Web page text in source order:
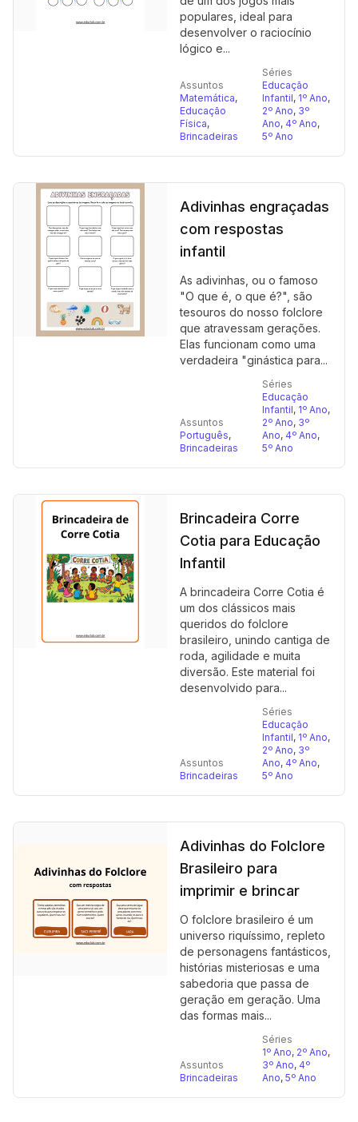
populares, ideal para
desenvolver o raciocínio
lógico e...
Assuntos
Matemática,
Educação
Física,
Brincadeiras
Séries
Educação
Infantil, 1º Ano,
2º Ano, 3º
Ano, 4º Ano,
5º Ano
Adivinhas engraçadas
com respostas
infantil
As adivinhas, ou o famoso
"O que é, o que é?", são
tesouros do nosso folclore
que atravessam gerações.
Elas funcionam como uma
verdadeira "ginástica para...
Assuntos
Português,
Brincadeiras
Séries
Educação
Infantil, 1º Ano,
2º Ano, 3º
Ano, 4º Ano,
5º Ano
Brincadeira Corre
Cotia para Educação
Infantil
A brincadeira Corre Cotia é
um dos clássicos mais
queridos do folclore
brasileiro, unindo cantiga de
roda, agilidade e muita
diversão. Este material foi
desenvolvido para...
Assuntos
Brincadeiras
Séries
Educação
Infantil, 1º Ano,
2º Ano, 3º
Ano, 4º Ano,
5º Ano
Adivinhas do Folclore
Brasileiro para
imprimir e brincar
O folclore brasileiro é um
universo riquíssimo, repleto
de personagens fantásticos,
histórias misteriosas e uma
sabedoria que passa de
geração em geração. Uma
das formas mais...
Assuntos
Brincadeiras
Séries
1º Ano, 2º Ano,
3º Ano, 4º
Ano, 5º Ano